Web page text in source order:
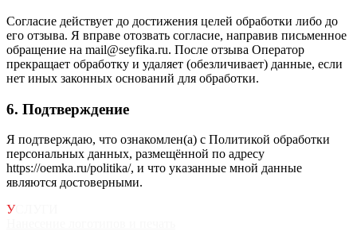
Согласие действует до достижения целей обработки либо до
его отзыва. Я вправе отозвать согласие, направив письменное
обращение на mail@seyfika.ru. После отзыва Оператор
прекращает обработку и удаляет (обезличивает) данные, если
нет иных законных оснований для обработки.
6. Подтверждение
Я подтверждаю, что ознакомлен(а) с Политикой обработки
персональных данных, размещённой по адресу
https://oemka.ru/politika/, и что указанные мной данные
являются достоверными.
УСЛУГИ